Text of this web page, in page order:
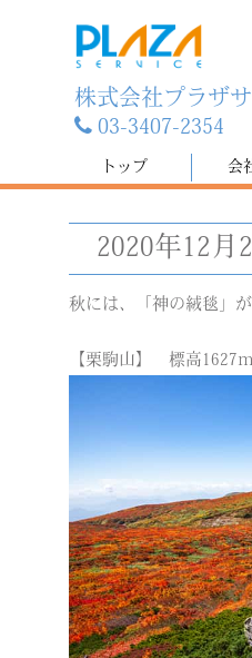
株式会社プラザ
03-3407-2354
トップ 会
2020年12
秋には、「神の絨毯」が
【栗駒山】 標高1627ｍ